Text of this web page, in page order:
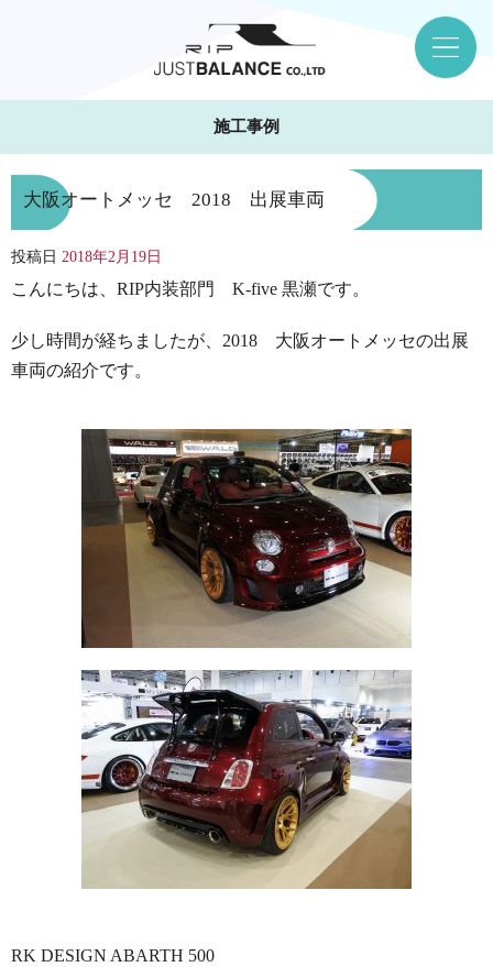
施工事例
大阪オートメッセ 2018 出展車両
投稿日 2018年2月19日
こんにちは、RIP内装部門 K-five 黒瀬です。
少し時間が経ちましたが、2018 大阪オートメッセの出展
車両の紹介です。
RK DESIGN ABARTH 500